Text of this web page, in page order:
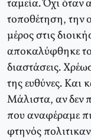
ταμεία. Όχι
τοποθέτηση, την
μέρος στις
αποκαλύφθηκε
διαστάσεις.
της ευθύνες. Kαι
Mάλιστα, αν δεν
που αναφέραμε
φτηνός